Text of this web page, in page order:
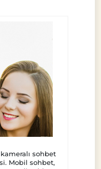
sohbet
Mobil sohbet,